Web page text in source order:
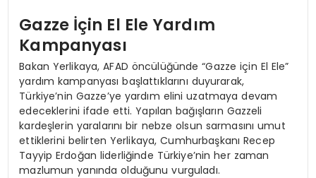
Gazze İçin El Ele Yardım
Kampanyası
Bakan Yerlikaya, AFAD öncülüğünde “Gazze için El Ele”
yardım kampanyası başlattıklarını duyurarak,
Türkiye’nin Gazze’ye yardım elini uzatmaya devam
edeceklerini ifade etti. Yapılan bağışların Gazzeli
kardeşlerin yaralarını bir nebze olsun sarmasını umut
ettiklerini belirten Yerlikaya, Cumhurbaşkanı Recep
Tayyip Erdoğan liderliğinde Türkiye’nin her zaman
mazlumun yanında olduğunu vurguladı.